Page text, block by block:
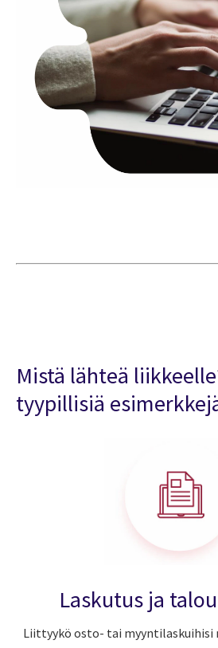
Mistä lähteä
tyypillisiä
Laskutus ja
Liittyykö osto- tai myyntilaskuihisi